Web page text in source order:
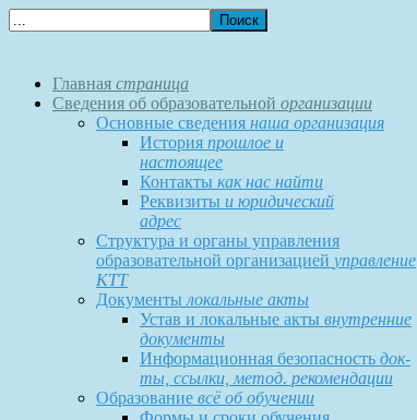
Главная страница
Сведения об образовательной организации
Основные сведения наша организация
История прошлое и
настоящее
Контакты как нас найти
Реквизиты и юридический
адрес
Структура и органы управления
образовательной организацией управление
КТТ
Документы локальные акты
Устав и локальные акты внутренние
документы
Информационная безопасность док-
ты, ссылки, метод. рекомендации
Образование всё об обучении